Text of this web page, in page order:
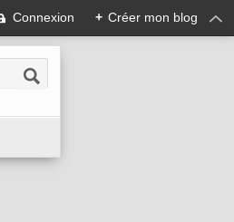
Connexion + Créer mon blog